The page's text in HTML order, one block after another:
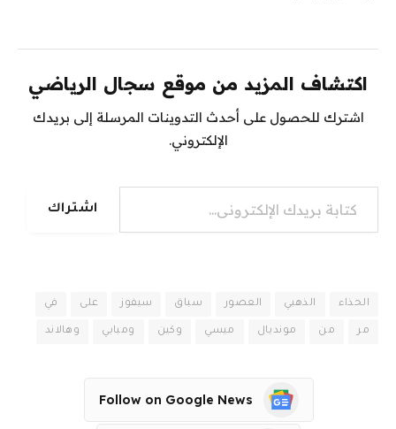
اكتشاف المزيد من موقع سجال الرياضي
اشترك للحصول على أحدث التدوينات المرسلة إلى بريدك
الإلكتروني.
كتابة بريدك الإلكتروني...
اشتراك
الحذاء الذهبي العصور سباق سيفوز على في
مر من مونديال ميسي وكين ومبابي وهالاند
Follow on Google News